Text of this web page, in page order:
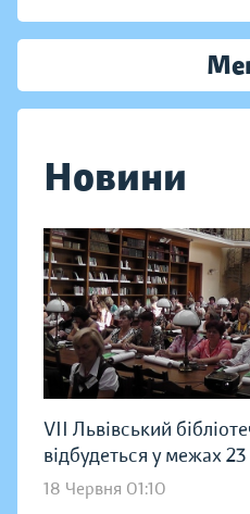
Новини
VІI Львівський
відбудеться у межах
18 Червня 01:10